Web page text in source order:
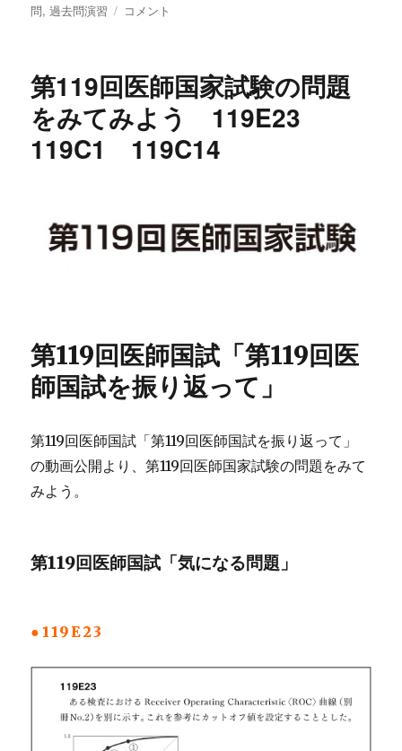
ー
問,過去問演習
第
師
家
試
を
み
119F8
119C52
119D19
に
コメント
第119回医師国家試験の問題
をみてみよう 119E23
119C1 119C14
第119回医師国試「第119回医
師国試を振り返って」
第119回医師国試「第119回医師国試を振り返って」
の動画公開より、第119回医師国家試験の問題をみて
みよう。
第119回医師国試「気になる問題」
●119E23